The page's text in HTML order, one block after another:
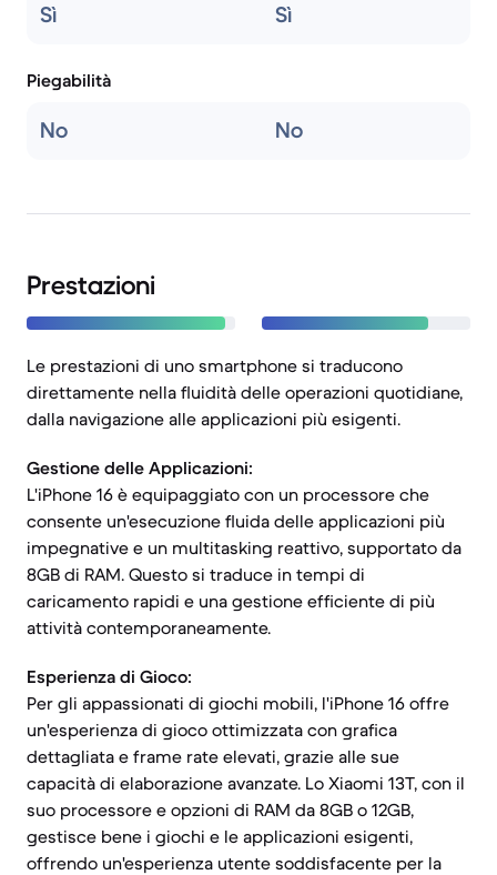
Sì Sì
Piegabilità
No No
Prestazioni
Le prestazioni di uno smartphone si traducono
direttamente nella fluidità delle operazioni quotidiane,
dalla navigazione alle applicazioni più esigenti.
Gestione delle Applicazioni:
L'iPhone 16 è equipaggiato con un processore che
consente un'esecuzione fluida delle applicazioni più
impegnative e un multitasking reattivo, supportato da
8GB di RAM. Questo si traduce in tempi di
caricamento rapidi e una gestione efficiente di più
attività contemporaneamente.
Esperienza di Gioco:
Per gli appassionati di giochi mobili, l'iPhone 16 offre
un'esperienza di gioco ottimizzata con grafica
dettagliata e frame rate elevati, grazie alle sue
capacità di elaborazione avanzate. Lo Xiaomi 13T, con il
suo processore e opzioni di RAM da 8GB o 12GB,
gestisce bene i giochi e le applicazioni esigenti,
offrendo un'esperienza utente soddisfacente per la